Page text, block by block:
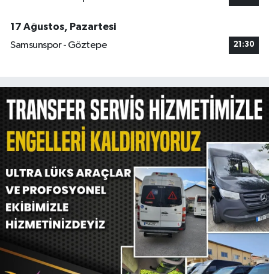
17 Ağustos, Pazartesi
Samsunspor - Göztepe
21:30